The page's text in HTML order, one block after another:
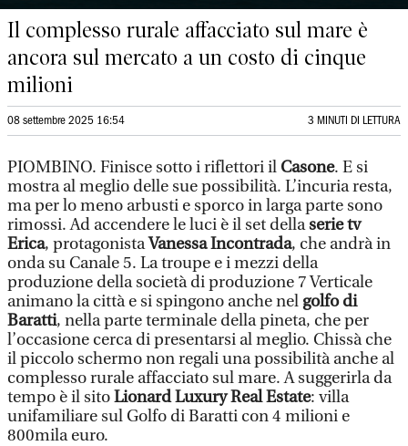
Il complesso rurale affacciato sul mare è
ancora sul mercato a un costo di cinque
milioni
08 settembre 2025 16:54 3 MINUTI DI LETTURA
PIOMBINO. Finisce sotto i riflettori il Casone. E si
mostra al meglio delle sue possibilità. L’incuria resta,
ma per lo meno arbusti e sporco in larga parte sono
rimossi. Ad accendere le luci è il set dellaserie tv
Erica, protagonistaVanessa Incontrada, che andrà in
onda su Canale 5. La troupe e i mezzi della
produzione della società di produzione 7 Verticale
animano la città e si spingono anche nel golfo di
Baratti, nella parte terminale della pineta, che per
l’occasione cerca di presentarsi al meglio. Chissà che
il piccolo schermo non regali una possibilità anche al
complesso rurale affacciato sul mare. A suggerirla da
tempo è il sitoLionard Luxury Real Estate: villa
unifamiliare sul Golfo di Baratti con 4 milioni e
800mila euro.